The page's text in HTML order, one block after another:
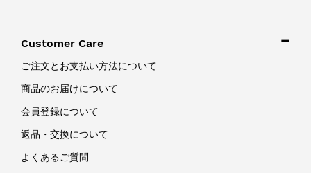
Customer Care
ご注文とお支払い方法について
商品のお届けについて
会員登録について
返品・交換について
よくあるご質問